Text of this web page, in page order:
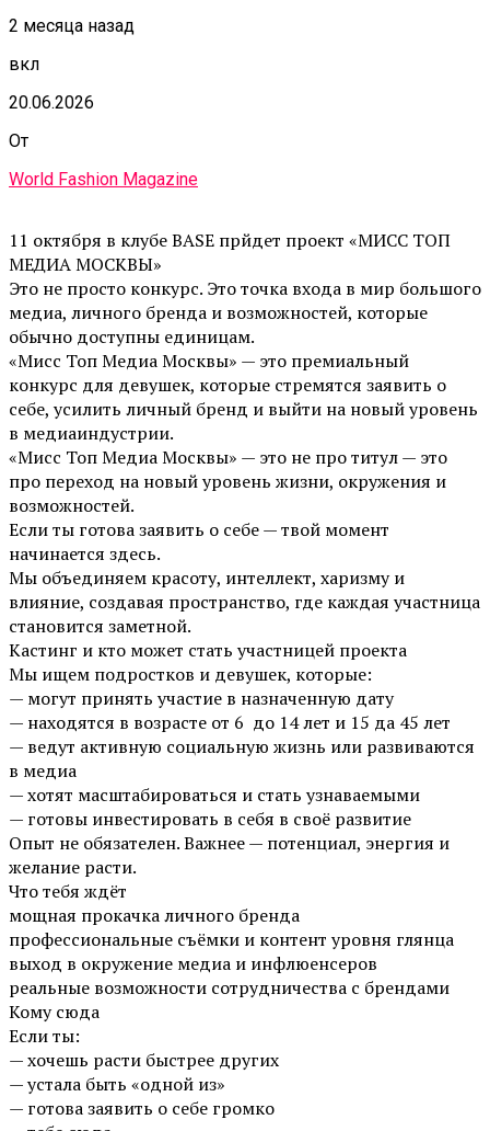
2 месяца назад
вкл
20.06.2026
От
World Fashion Magazine
11 октября в клубе BASE прйдет проект «МИСС ТОП
МЕДИА МОСКВЫ»
Это не просто конкурс. Это точка входа в мир большого
медиа, личного бренда и возможностей, которые
обычно доступны единицам.
«Мисс Топ Медиа Москвы» — это премиальный
конкурс для девушек, которые стремятся заявить о
себе, усилить личный бренд и выйти на новый уровень
в медиаиндустрии.
«Мисс Топ Медиа Москвы» — это не про титул — это
про переход на новый уровень жизни, окружения и
возможностей.
Если ты готова заявить о себе — твой момент
начинается здесь.
Мы объединяем красоту, интеллект, харизму и
влияние, создавая пространство, где каждая участница
становится заметной.
Кастинг и кто может стать участницей проекта
Мы ищем подростков и девушек, которые:
— могут принять участие в назначенную дату
— находятся в возрасте от 6 до 14 лет и 15 да 45 лет
— ведут активную социальную жизнь или развиваются
в медиа
— хотят масштабироваться и стать узнаваемыми
— готовы инвестировать в себя в своё развитие
Опыт не обязателен. Важнее — потенциал, энергия и
желание расти.
Что тебя ждёт
мощная прокачка личного бренда
профессиональные съёмки и контент уровня глянца
выход в окружение медиа и инфлюенсеров
реальные возможности сотрудничества с брендами
Кому сюда
Если ты:
— хочешь расти быстрее других
— устала быть «одной из»
— готова заявить о себе громко